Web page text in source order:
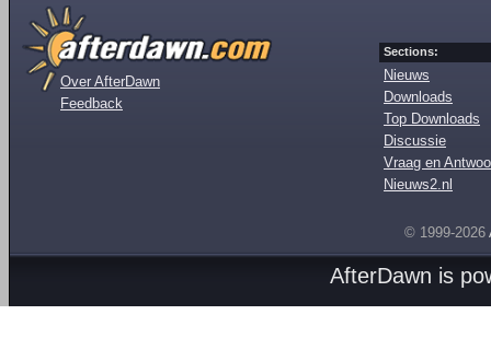
Over AfterDawn
Feedback
Sections:
Nieuws
Downloads
Top Downloads
Discussie
Vraag en
Nieuws2.nl
© 1999-2026
AfterDawn is